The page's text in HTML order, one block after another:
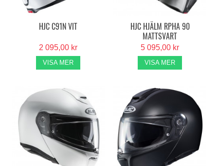
HJC C91N VIT
2 095,00 kr
VISA MER
HJC HJÄLM RPHA 90
MATTSVART
5 095,00 kr
VISA MER